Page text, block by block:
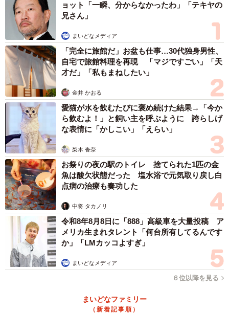
ョット「一瞬、分からなかったわ」「テキヤの
兄さん」
まいどなメディア
「完全に旅館だ」お盆も仕事…30代独身男性、
自宅で旅館料理を再現 「マジですごい」「天
才だ」「私もまねしたい」
金井 かおる
愛猫が水を飲むたびに褒め続けた結果→「今か
ら飲むよ！」と飼い主を呼ぶように 誇らしげ
な表情に「かしこい」「えらい」
梨木 香奈
お祭りの夜の駅のトイレ 捨てられた1匹の金
魚は酸欠状態だった 塩水浴で元気取り戻し白
点病の治療も奏功した
中将 タカノリ
令和8年8月8日に「888」高級車を大量投稿 ア
メリカ生まれタレント「何台所有してるんです
か」「LMカッコよすぎ」
まいどなメディア
６位以降を見る
まいどなファミリー
（新着記事順）